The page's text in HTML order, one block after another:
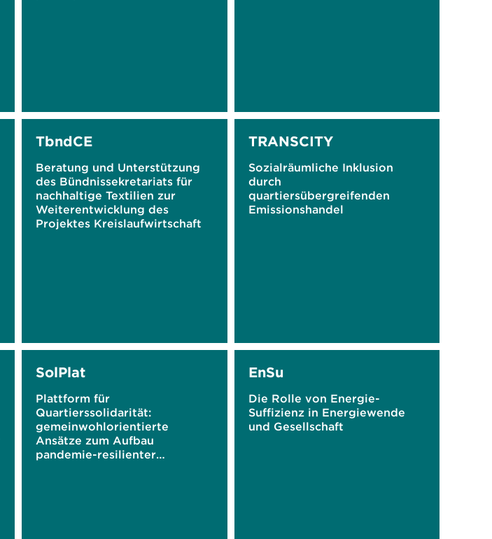
TbndCE
Beratung und Unterstützung
des Bündnissekretariats für
nachhaltige Textilien zur
Weiterentwicklung des
Projektes Kreislaufwirtschaft
TRANSCITY
Sozialräumliche Inklusion
durch
quartiersübergreifenden
Emissionshandel
SolPlat
Plattform für
Quartierssolidarität:
gemeinwohlorientierte
Ansätze zum Aufbau
pandemie-resilienter
EnSu
Die Rolle von Energie-
Suffizienz in Energiewende
und Gesellschaft